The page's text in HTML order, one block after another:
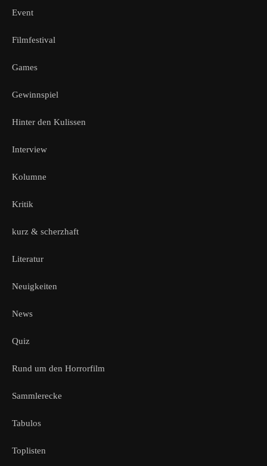
Event
Filmfestival
Games
Gewinnspiel
Hinter den Kulissen
Interview
Kolumne
Kritik
kurz & scherzhaft
Literatur
Neuigkeiten
News
Quiz
Rund um den Horrorfilm
Sammlerecke
Tabulos
Toplisten